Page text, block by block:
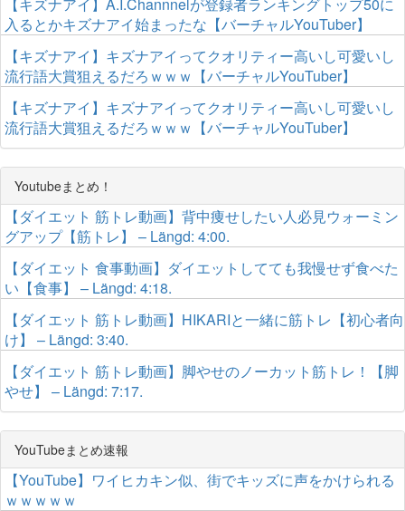
入るとかキズナアイ始まったな【バーチャルYouTuber】
【キズナアイ】キズナアイってクオリティー高いし可愛いし
流行語大賞狙えるだろｗｗｗ【バーチャルYouTuber】
【キズナアイ】キズナアイってクオリティー高いし可愛いし
流行語大賞狙えるだろｗｗｗ【バーチャルYouTuber】
Youtubeまとめ！
【ダイエット 筋トレ動画】背中痩せしたい人必見ウォーミン
グアップ【筋トレ】 – Längd: 4:00.
【ダイエット 食事動画】ダイエットしてても我慢せず食べた
い【食事】 – Längd: 4:18.
【ダイエット 筋トレ動画】HIKARIと一緒に筋トレ【初心者向
け】 – Längd: 3:40.
【ダイエット 筋トレ動画】脚やせのノーカット筋トレ！【脚
やせ】 – Längd: 7:17.
YouTubeまとめ速報
【YouTube】ワイヒカキン似、街でキッズに声をかけられる
ｗｗｗｗｗ